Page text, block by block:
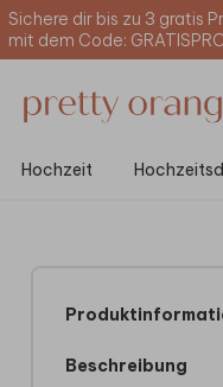
Sichere dir bis zu 3 gratis
mit dem Code:
Hochzeit
Beschreibung